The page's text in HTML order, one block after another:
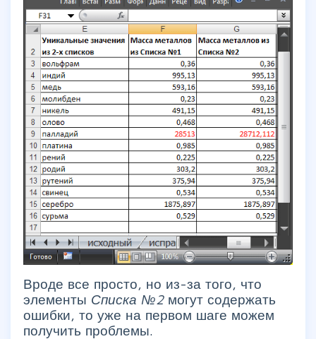
Вроде все просто, но из-за того, что
элементы Списка №2 могут содержать
ошибки, то уже на первом шаге можем
получить проблемы.